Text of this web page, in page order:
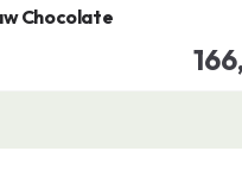
Chocolate